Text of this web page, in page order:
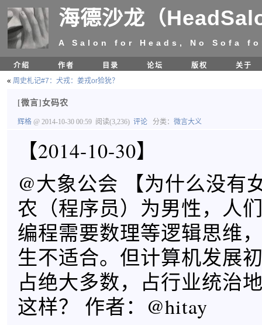
海德沙龙（
A Salon for Heads, No Sofa
介绍 作者 目录 论坛 版权
关于
« 周史札记#7：犬戎：姜戎or猃狁？
[微言]女码农
辉格 @ 2014-10-30 00:59 阅读(3,236) 评论 分类： 微言大义
【2014-10-30】
@大象公会 【为什么没有
农（程序员）为男性，人
编程需要数理等逻辑思维
生不适合。但计算机发展
占绝大多数，占行业统治
这样？ 作者：@hitay